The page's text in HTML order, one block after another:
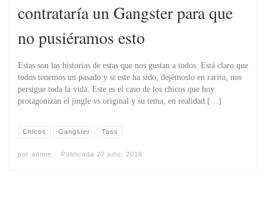
contrataría un Gangster para que
no pusiéramos esto
Estas son las historias de estas que nos gustan a todos. Está claro que
todos tenemos un pasado y si este ha sido, dejémoslo en rarito, nos
persigue toda la vida. Este es el caso de los chicos que hoy
protagonizan el jingle vs original y su tema, en realidad […]
Chicos Gangster Tass
por admin Publicada 27 julio, 2016